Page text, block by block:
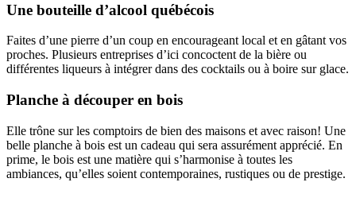
Une bouteille d’alcool québécois
Faites d’une pierre d’un coup en encourageant local et en gâtant vos
proches. Plusieurs entreprises d’ici concoctent de la bière ou
différentes liqueurs à intégrer dans des cocktails ou à boire sur glace.
Planche à découper en bois
Elle trône sur les comptoirs de bien des maisons et avec raison! Une
belle planche à bois est un cadeau qui sera assurément apprécié. En
prime, le bois est une matière qui s’harmonise à toutes les
ambiances, qu’elles soient contemporaines, rustiques ou de prestige.